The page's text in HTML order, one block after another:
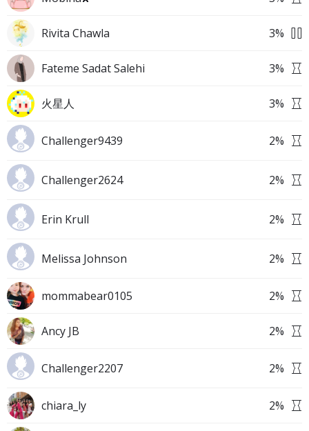
Rivita Chawla 3%
Fateme Sadat Salehi 3%
火星人 3%
Challenger9439 2%
Challenger2624 2%
Erin Krull 2%
Melissa Johnson 2%
mommabear0105 2%
Ancy JB 2%
Challenger2207 2%
chiara_ly 2%